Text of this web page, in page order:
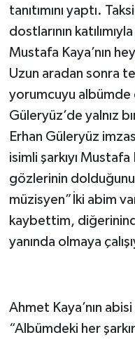
tanıtımını yaptı.
dostlarının
Mustafa Kaya’nın
Uzun aradan sonra
yorumcuyu albümde
Güleryüz’de yalnız
Erhan Güleryüz
isimli şarkıyı
gözlerinin
müzisyen”İki abim
kaybettim,
yanında olmaya
Ahmet Kaya’nın
“Albümdeki her